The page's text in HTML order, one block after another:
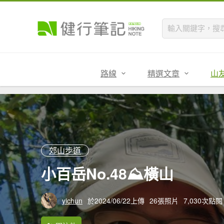
路線 精選文章 山
郊山步道
小百岳No.48⛰橫山
yichun 於2024/06/22上傳 26張照片 7,030次點閱